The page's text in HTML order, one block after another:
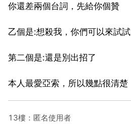
你還差兩個台詞，先給你個贊
乙個是:想殺我，你們可以來試試
第二個是:還是別出招了
本人最愛亞索，所以幾點很清楚
13樓：匿名使用者